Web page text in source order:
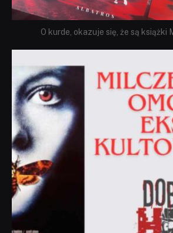
O kurde, okazuje się, że są książki